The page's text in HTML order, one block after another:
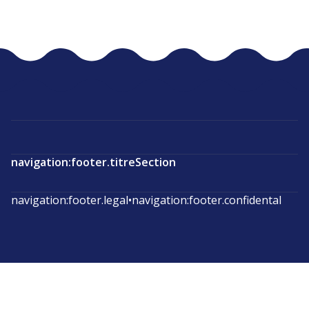
navigation:footer.titreSection
navigation:footer.legal•navigation:footer.confidental